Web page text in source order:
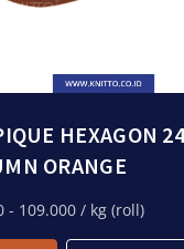
HEXAGON
ORANGE
- 109.000 / kg (roll)